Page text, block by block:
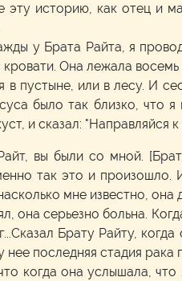
эту историю, как отец и
у Брата Райта, я
кровати. Она лежала восемь
в пустыне, или в лесу. И
было так близко, что
и сказал: "Направляйся
вы были со мной.
так это и произошло.
мне известно, она
она серьезно больна.
Брату Райту,
нее последняя стадия рака
когда она услышала,